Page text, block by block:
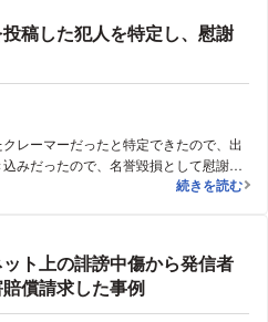
稿した犯人を特定し、慰謝
レーマーだったと特定できたので、出
みだったので、名誉毀損として慰謝料
【名誉毀損】
続きを読む
ト上の誹謗中傷から発信者
償請求した事例